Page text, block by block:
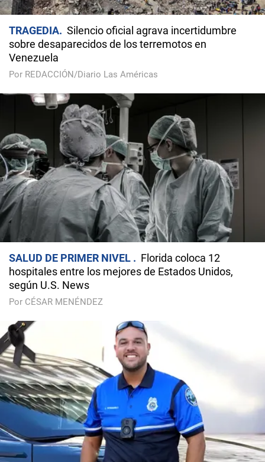
TRAGEDIA
Silencio oficial agrava incertidumbre
sobre desaparecidos de los terremotos en
Venezuela
Por REDACCIÓN/Diario Las Américas
SALUD DE PRIMER NIVEL
Florida coloca 12
hospitales entre los mejores de Estados Unidos,
según U.S. News
Por CÉSAR MENÉNDEZ